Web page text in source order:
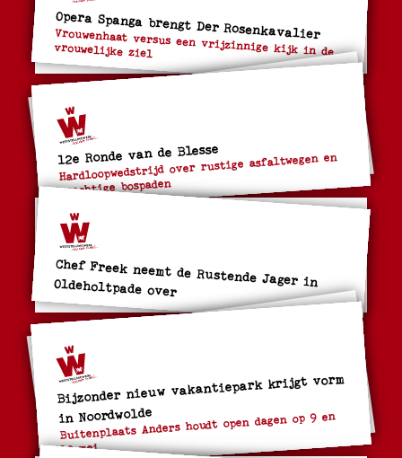
Opera Spanga brengt Der Rosenkavalier
Vrouwenhaat versus een vrijzinnige kijk in de
vrouwelijke ziel
12e Ronde van de Blesse
Hardloopwedstrijd over rustige asfaltwegen en
prachtige bospaden
Chef Freek neemt de Rustende Jager in Oldeholtpade over
Bijzonder nieuw vakantiepark krijgt vorm
in Noordwolde
Buitenplaats Anders houdt open dagen op 9 en
10 mei